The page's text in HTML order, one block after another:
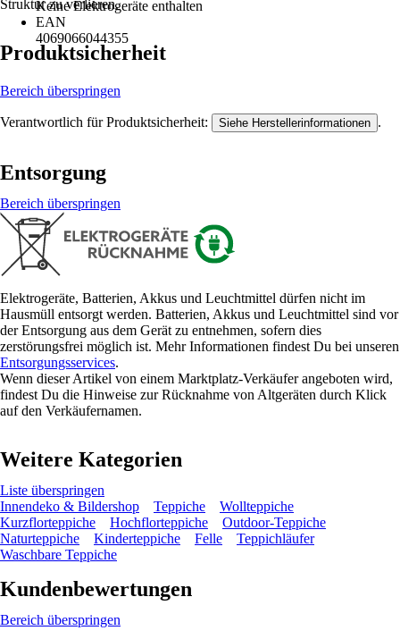
Keine Elektrogeräte enthalten
EAN
4069066044355
Struktur zu verlieren.
Produktsicherheit
Bereich überspringen
Verantwortlich für Produktsicherheit: Siehe Herstellerinformationen .
Entsorgung
Bereich überspringen
Elektrogeräte, Batterien, Akkus und Leuchtmittel dürfen nicht im
Hausmüll entsorgt werden. Batterien, Akkus und Leuchtmittel sind vor
der Entsorgung aus dem Gerät zu entnehmen, sofern dies
zerstörungsfrei möglich ist. Mehr Informationen findest Du bei unseren
Entsorgungsservices.
Wenn dieser Artikel von einem Marktplatz-Verkäufer angeboten wird,
findest Du die Hinweise zur Rücknahme von Altgeräten durch Klick
auf den Verkäufernamen.
Weitere Kategorien
Liste überspringen
Innendeko & Bildershop
Teppiche
Wollteppiche
Kurzflorteppiche
Hochflorteppiche
Outdoor-Teppiche
Naturteppiche
Kinderteppiche Felle
Teppichläufer
Waschbare Teppiche
Kundenbewertungen
Bereich überspringen